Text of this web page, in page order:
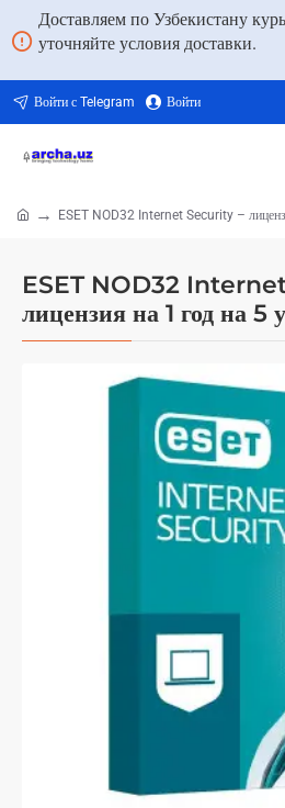
Доставляем по Узбекистану
уточняйте условия доставки.
Войти с Telegram Войти
ESET NOD32
лицензия на 1 год на 5
ESET NOD32 Internet Security –